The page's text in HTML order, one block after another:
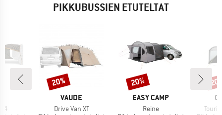
PIKKUBUSSIEN ETUTELTAT
4
MERKKI
VAUDE
Tuote
Drive Van XT
Alennus
20%
MERKKI
EASY CAMP
Tuote
Reine
Alennus
20%
Tuote